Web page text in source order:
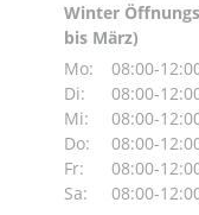
Winter
bis März)
Mo:
08:00-
Di:
08:00-
Mi:
08:00-
Do:
08:00-
Fr:
08:00-
Sa:
08:00-